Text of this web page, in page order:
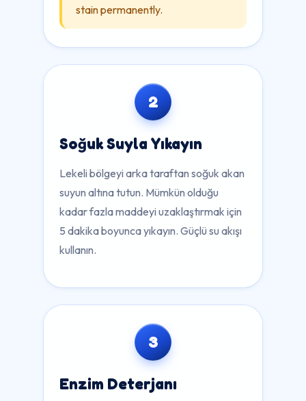
stain permanently.
2
Soğuk Suyla Yıkayın
Lekeli bölgeyi arka taraftan soğuk akan
suyun altına tutun. Mümkün olduğu
kadar fazla maddeyi uzaklaştırmak için
5 dakika boyunca yıkayın. Güçlü su akışı
kullanın.
3
Enzim Deterjanı